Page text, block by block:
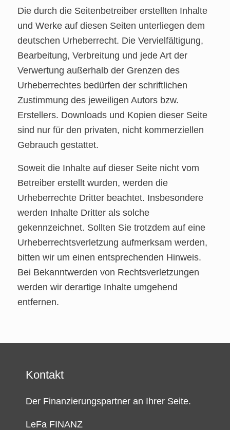
Die durch die Seitenbetreiber erstellten Inhalte
und Werke auf diesen Seiten unterliegen dem
deutschen Urheberrecht. Die Vervielfältigung,
Bearbeitung, Verbreitung und jede Art der
Verwertung außerhalb der Grenzen des
Urheberrechtes bedürfen der schriftlichen
Zustimmung des jeweiligen Autors bzw.
Erstellers. Downloads und Kopien dieser Seite
sind nur für den privaten, nicht kommerziellen
Gebrauch gestattet.
Soweit die Inhalte auf dieser Seite nicht vom
Betreiber erstellt wurden, werden die
Urheberrechte Dritter beachtet. Insbesondere
werden Inhalte Dritter als solche
gekennzeichnet. Sollten Sie trotzdem auf eine
Urheberrechtsverletzung aufmerksam werden,
bitten wir um einen entsprechenden Hinweis.
Bei Bekanntwerden von Rechtsverletzungen
werden wir derartige Inhalte umgehend
entfernen.
Kontakt
Der Finanzierungspartner an Ihrer Seite.
LeFa FINANZ